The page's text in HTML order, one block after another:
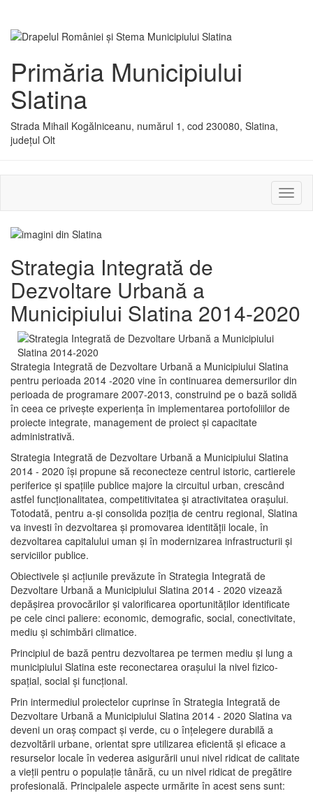
Primăria Municipiului
Slatina
Strada Mihail Kogălniceanu, numărul 1, cod 230080, Slatina,
județul Olt
sau
Strategia Integrată de
Dezvoltare Urbană a
Municipiului Slatina 2014-2020
Strategia Integrată de Dezvoltare Urbană a Municipiului Slatina
pentru perioada 2014 -2020 vine în continuarea demersurilor din
perioada de programare 2007-2013, construind pe o bază solidă
în ceea ce priveşte experienţa în implementarea portofoliilor de
proiecte integrate, management de proiect și capacitate
administrativă.
Strategia Integrată de Dezvoltare Urbană a Municipiului Slatina
2014 - 2020 își propune să reconecteze centrul istoric, cartierele
periferice şi spaţiile publice majore la circuitul urban, crescând
astfel funcţionalitatea, competitivitatea şi atractivitatea oraşului.
Totodată, pentru a-şi consolida poziţia de centru regional, Slatina
va investi în dezvoltarea şi promovarea identităţii locale, în
dezvoltarea capitalului uman şi în modernizarea infrastructurii şi
serviciilor publice.
Obiectivele şi acţiunile prevăzute în Strategia Integrată de
Dezvoltare Urbană a Municipiului Slatina 2014 - 2020 vizează
depășirea provocărilor şi valorificarea oportunităţilor identificate
pe cele cinci paliere: economic, demografic, social, conectivitate,
mediu şi schimbări climatice.
Principiul de bază pentru dezvoltarea pe termen mediu şi lung a
municipiului Slatina este reconectarea oraşului la nivel fizico-
spaţial, social şi funcţional.
Prin intermediul proiectelor cuprinse în Strategia Integrată de
Dezvoltare Urbană a Municipiului Slatina 2014 - 2020 Slatina va
deveni un oraş compact şi verde, cu o înţelegere durabilă a
dezvoltării urbane, orientat spre utilizarea eficientă şi eficace a
resurselor locale în vederea asigurării unui nivel ridicat de calitate
a vieţii pentru o populaţie tânără, cu un nivel ridicat de pregătire
profesională. Principalele aspecte urmărite în acest sens sunt: